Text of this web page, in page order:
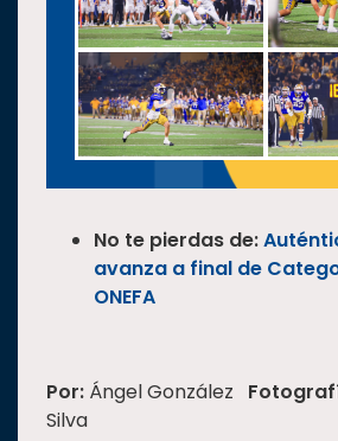
No te pierdas de:
avanza a final de
ONEFA
Por: Ángel González
Silva